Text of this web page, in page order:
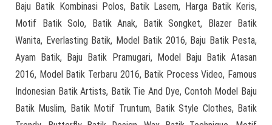
Baju Batik Kombinasi Polos, Batik Lasem, Harga Batik Keris,
Motif Batik Solo, Batik Anak, Batik Songket, Blazer Batik
Wanita, Everlasting Batik, Model Batik 2016, Baju Batik Pesta,
Ayam Batik, Baju Batik Pramugari, Model Baju Batik Atasan
2016, Model Batik Terbaru 2016, Batik Process Video, Famous
Indonesian Batik Artists, Batik Tie And Dye, Contoh Model Baju
Batik Muslim, Batik Motif Truntum, Batik Style Clothes, Batik